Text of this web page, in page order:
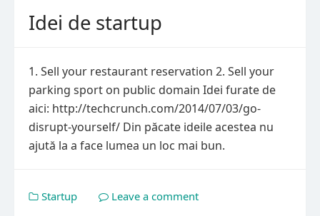
Idei de startup
1. Sell your restaurant reservation 2. Sell your
parking sport on public domain Idei furate de
aici: http://techcrunch.com/2014/07/03/go-
disrupt-yourself/ Din păcate ideile acestea nu
ajută la a face lumea un loc mai bun.
Startup Leave a comment